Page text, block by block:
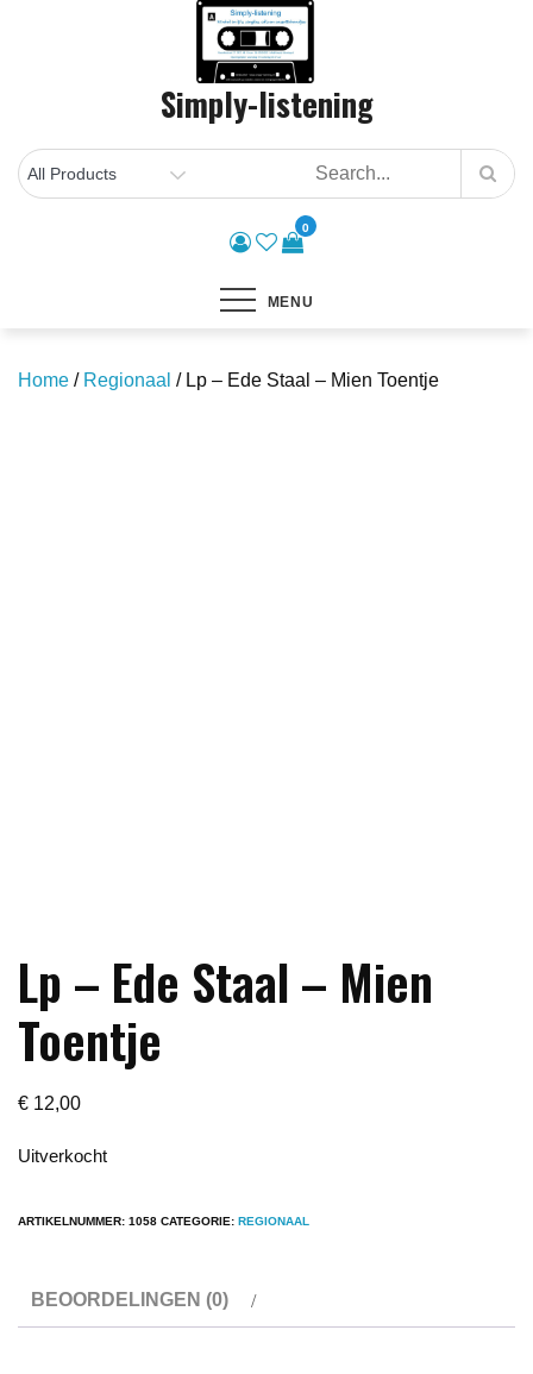
Simply-listening
0
MENU
Home / Regionaal / Lp – Ede Staal – Mien Toentje
Lp – Ede Staal – Mien
Toentje
€ 12,00
Uitverkocht
ARTIKELNUMMER: 1058 CATEGORIE: REGIONAAL
BEOORDELINGEN (0)